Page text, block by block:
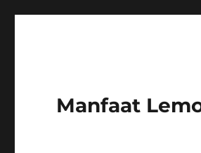
Manfaat